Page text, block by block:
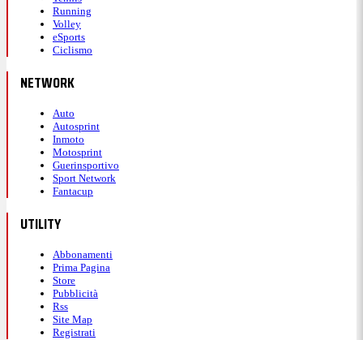
Running
Volley
eSports
Ciclismo
NETWORK
Auto
Autosprint
Inmoto
Motosprint
Guerinsportivo
Sport Network
Fantacup
UTILITY
Abbonamenti
Prima Pagina
Store
Pubblicità
Rss
Site Map
Registrati